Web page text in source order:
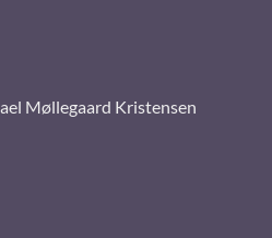
Møllegaard Kristensen